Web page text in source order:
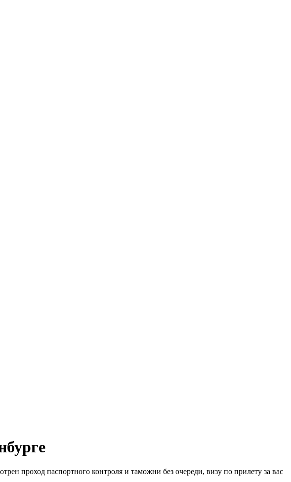
проход паспортного контроля и таможни без очереди, визу по прилету за вас